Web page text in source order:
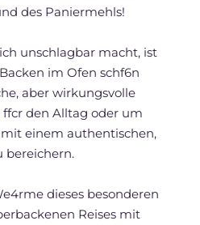
des Paniermehls!
unschlagbar macht, ist
im Ofen schf6n
aber wirkungsvolle
den Alltag oder um
einem authentischen,
bereichern.
dieses besonderen
Reises mit